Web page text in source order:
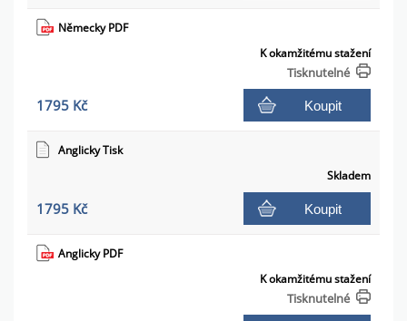
Německy PDF
K okamžitému stažení
Tisknutelné
1795 Kč Koupit
Anglicky Tisk
Skladem
1795 Kč Koupit
Anglicky PDF
K okamžitému stažení
Tisknutelné